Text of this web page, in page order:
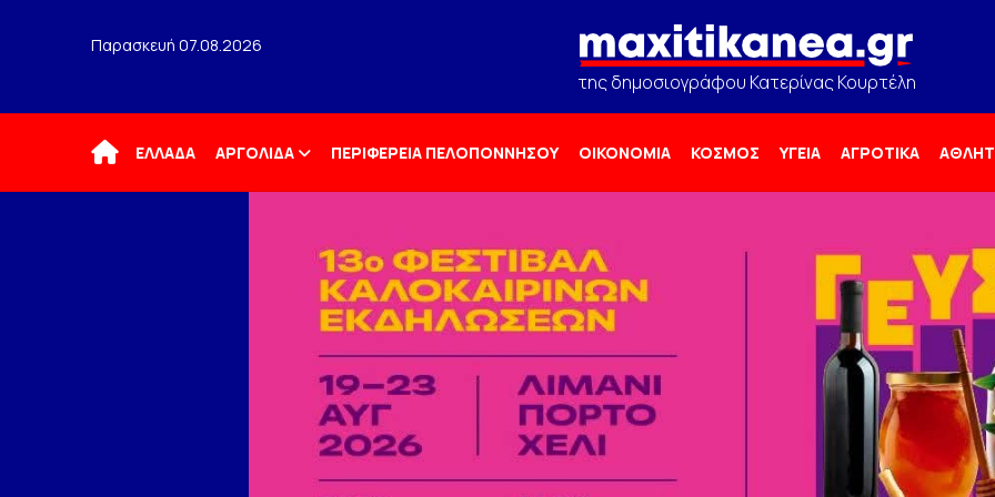
Παρασκευή 07.08.2026
της δημοσιογράφου Κατερίνας Κουρτέλη
ΑρχικήΕΛΛΑΔΑ ΑΡΓΟΛΙΔΑ ΠΕΡΙΦΕΡΕΙΑ ΠΕΛΟΠΟΝΝΗΣΟΥ ΟΙΚΟΝΟΜΙΑ ΚΟΣΜΟΣ ΥΓΕΙΑ ΑΓΡΟΤΙΚΑ